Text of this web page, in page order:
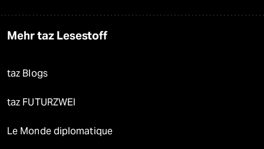
Mehr taz Lesestoff
taz Blogs
taz FUTURZWEI
Le Monde diplomatique